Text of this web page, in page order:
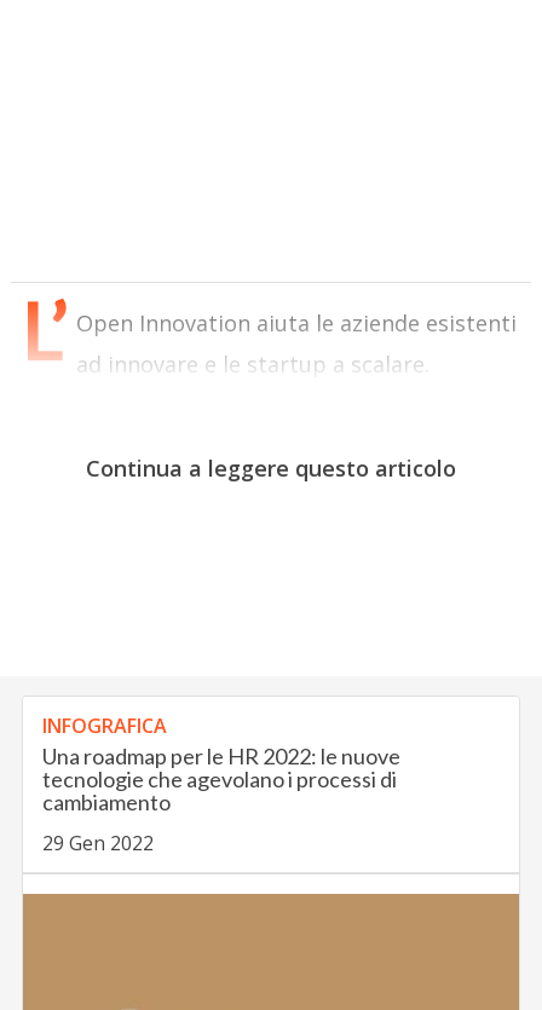
L’ Open Innovation aiuta le aziende esistenti
ad innovare e le startup a scalare.
Continua a leggere questo articolo
INFOGRAFICA
Una roadmap per le HR 2022: le nuove
tecnologie che agevolano i processi di
cambiamento
29 Gen 2022